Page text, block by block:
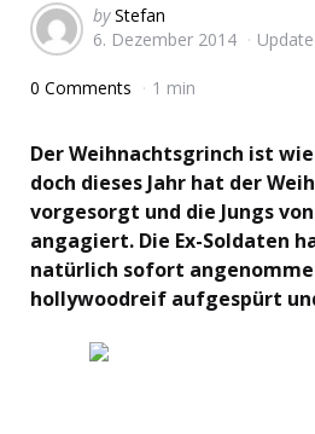
Posted
by
by Stefan
6. Dezember 2014
0 Comments 1 min
Der Weihnachtsgrinch ist
doch dieses Jahr hat der
vorgesorgt und die Jungs
angagiert. Die Ex-Soldaten
natürlich sofort
hollywoodreif aufgespürt